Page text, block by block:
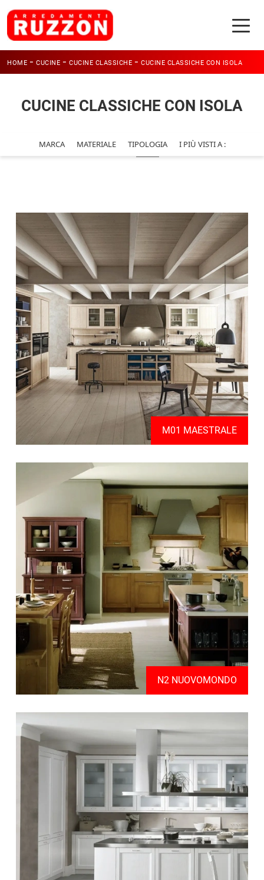
HOME - CUCINE - CUCINE CLASSICHE - CUCINE CLASSICHE CON ISOLA
CUCINE CLASSICHE CON ISOLA
MARCA MATERIALE TIPOLOGIA I PIÙ VISTI A :
M01 MAESTRALE
N2 NUOVOMONDO